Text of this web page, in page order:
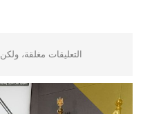
التعليقات مغلقة، ولكن